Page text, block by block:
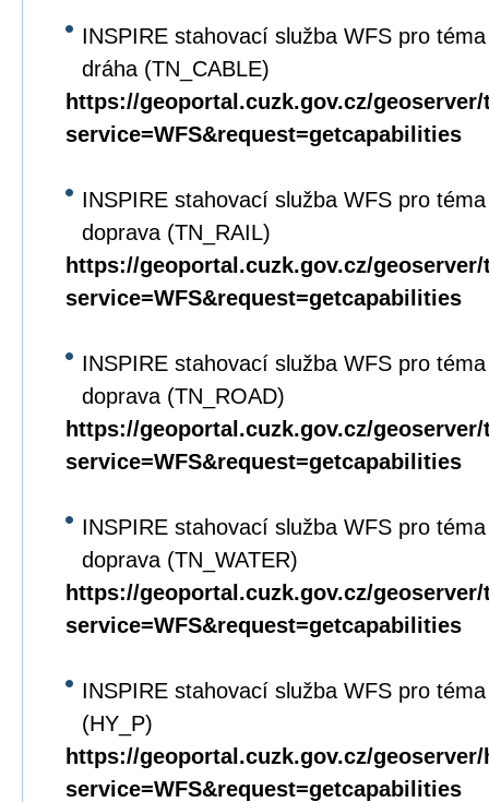
INSPIRE stahovací služba WFS pro
dráha (TN_CABLE)
https://geoportal.cuzk.gov.cz/
service=WFS&request=getcapabilities
INSPIRE stahovací služba WFS pro
doprava (TN_RAIL)
https://geoportal.cuzk.gov.cz/
service=WFS&request=getcapabilities
INSPIRE stahovací služba WFS pro
doprava (TN_ROAD)
https://geoportal.cuzk.gov.cz/
service=WFS&request=getcapabilities
INSPIRE stahovací služba WFS pro
doprava (TN_WATER)
https://geoportal.cuzk.gov.cz/
service=WFS&request=getcapabilities
INSPIRE stahovací služba WFS pro
(HY_P)
https://geoportal.cuzk.gov.cz/
service=WFS&request=getcapabilities